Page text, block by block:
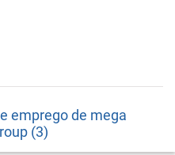
emprego de mega
(3)